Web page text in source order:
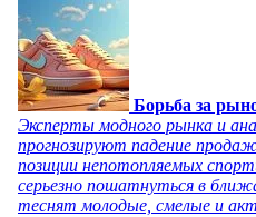
Борьба за
Эксперты модного рынка и
прогнозируют падение
позиции непотопляемых
серьезно пошатнуться в
теснят молодые, смелые и